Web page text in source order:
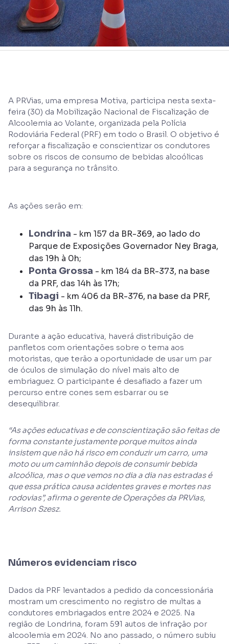
A PRVias, uma empresa Motiva, participa nesta sexta-
feira (30) da Mobilização Nacional de Fiscalização de
Alcoolemia ao Volante, organizada pela Polícia
Rodoviária Federal (PRF) em todo o Brasil. O objetivo é
reforçar a fiscalização e conscientizar os condutores
sobre os riscos de consumo de bebidas alcoólicas
para a segurança no trânsito.
As ações serão em:
Londrina - km 157 da BR-369, ao lado do
Parque de Exposições Governador Ney Braga,
das 19h à 0h;
Ponta Grossa - km 184 da BR-373, na base
da PRF, das 14h às 17h;
Tibagi - km 406 da BR-376, na base da PRF,
das 9h às 11h.
Durante a ação educativa, haverá distribuição de
panfletos com orientações sobre o tema aos
motoristas, que terão a oportunidade de usar um par
de óculos de simulação do nível mais alto de
embriaguez. O participante é desafiado a fazer um
percurso entre cones sem esbarrar ou se
desequilibrar.
“As ações educativas e de conscientização são feitas de
forma constante justamente porque muitos ainda
insistem que não há risco em conduzir um carro, uma
moto ou um caminhão depois de consumir bebida
alcoólica, mas o que vemos no dia a dia nas estradas é
que essa prática causa acidentes graves e mortes nas
rodovias”, afirma o gerente de Operações da PRVias,
Arrison Szesz.
Números evidenciam risco
Dados da PRF levantados a pedido da concessionária
mostram um crescimento no registro de multas a
condutores embriagados entre 2024 e 2025. Na
região de Londrina, foram 591 autos de infração por
alcoolemia em 2024. No ano passado, o número subiu